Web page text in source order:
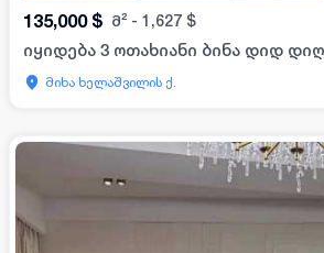
135,000 $ მ² - 1,627 $
იყიდება 3 ოთახიანი ბინა დიდ
მიხა ხელაშვილის ქ.